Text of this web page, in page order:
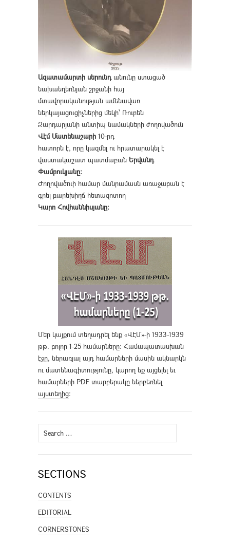
Ազատամարտի սերունդանունը ստացած
նախաեղեռնյան շրջանի հայ
մտավորականության ամենավառ
ներկայացուցիչներից մեկի՝ Ռուբեն
Զարդարյանի անտիպ նամակների ժողովածուն
Վէմ Մատենաշարի 10-րդ
հատորն է, որը կազմել ու հրատարակել է
վաստակաշատ պատմաբան Երվանդ
Փամբուկյանը։
Ժողովածուի համար մանրամասն առաջաբան է
գրել բարեխիղճ հետազոտող
Կարո Հովհաննիսյանը։
Մեր կայքում տեղադրել ենք «ՎԷՄ»-ի 1933-1939
թթ. բոլոր 1-25 համարները։ Համապատասխան
էջը, ներառյալ այդ համարների մասին ակնարկն
ու մատենագիտությունը, կարող եք այցելել եւ
համարների PDF տարբերակը ներբեռնել
այստեղից։
Search
for:
SECTIONS
CONTENTS
EDITORIAL
CORNERSTONES